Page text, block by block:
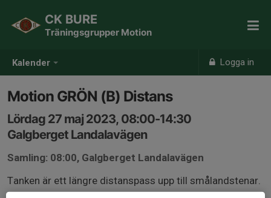
Kalender Logga in
CK BURE
Träningsgrupper Motion
Motion GRÖN (B) Distans
Lördag 27 maj 2023, 08:00-14:30
Galgberget Landalavägen
Samling: 08:00, Galgberget Landalavägen
Tanken är ett längre distanspass upp till smålandstenar.